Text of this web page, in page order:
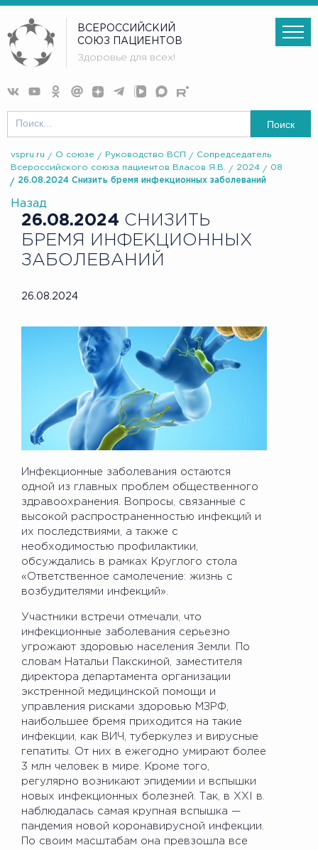
ВСЕРОССИЙСКИЙ
СОЮЗ ПАЦИЕНТОВ
Здоровье для всех!
Поиск
vspru.ru О союзе Руководство ВСП
Сопредседатель
Всероссийского союза пациентов Власов Я.В.
2024
08
26.08.2024 Снизить бремя инфекционных заболеваний
Назад
26.08.2024 СНИЗИТЬ
БРЕМЯ ИНФЕКЦИОННЫХ
ЗАБОЛЕВАНИЙ
26.08.2024
Инфекционные заболевания остаются
одной из главных проблем общественного
здравоохранения. Вопросы, связанные с
высокой распространенностью инфекций и
их последствиями, а также с
необходимостью профилактики,
обсуждались в рамках Круглого стола
«Ответственное самолечение: жизнь с
возбудителями инфекций».
Участники встречи отмечали, что
инфекционные заболевания серьезно
угрожают здоровью населения Земли. По
словам Натальи Пакскиной, заместителя
директора департамента организации
экстренной медицинской помощи и
управления рисками здоровью МЗРФ,
наибольшее бремя приходится на такие
инфекции, как ВИЧ, туберкулез и вирусные
гепатиты. От них в ежегодно умирают более
3 млн человек в мире. Кроме того,
регулярно возникают эпидемии и вспышки
новых инфекционных болезней. Так, в XXI в.
наблюдалась самая крупная вспышка —
пандемия новой коронавирусной инфекции.
По своим масштабам она превзошла все